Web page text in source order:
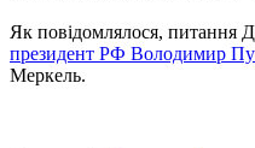
Як повідомлялося, питання
президент РФ Володимир
Меркель.